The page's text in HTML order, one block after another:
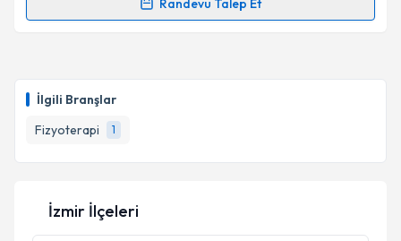
İlgili Branşlar
Fizyoterapi
1
Randevu Talep Et
Randevu Takvimi Talebi
takvim hazırlandığında e-posta ile bilgilendireceğiz.
E-posta Adresiniz
Kişisel verilerimin işlenmesine ilişkinAydınlatma
İzmir İlçeleri